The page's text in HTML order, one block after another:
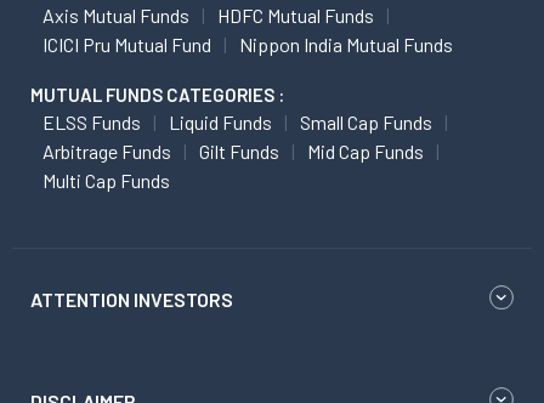
Axis Mutual Funds
HDFC Mutual Funds
ICICI Pru Mutual Fund
Nippon India Mutual Funds
MUTUAL FUNDS CATEGORIES :
ELSS Funds Liquid Funds
Small Cap Funds
Arbitrage Funds
Gilt Funds
Mid Cap Funds
Multi Cap Funds
ATTENTION INVESTORS